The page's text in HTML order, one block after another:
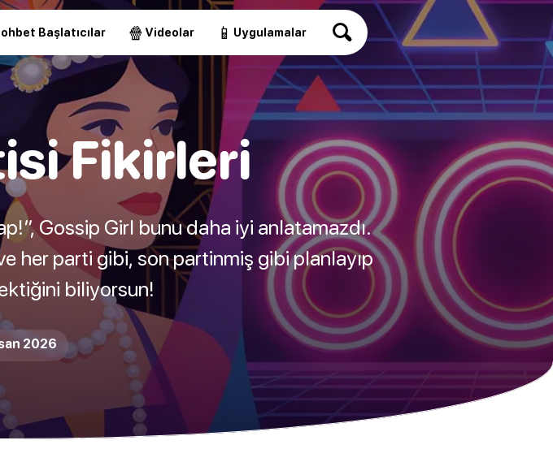
Başlatıcılar 🍿 Videolar 📱 Uygulamalar
Fikirleri
Gossip Girl bunu daha iyi anlatamazdı.
her parti gibi, son partinmiş gibi planlayıp
biliyorsun!
2026